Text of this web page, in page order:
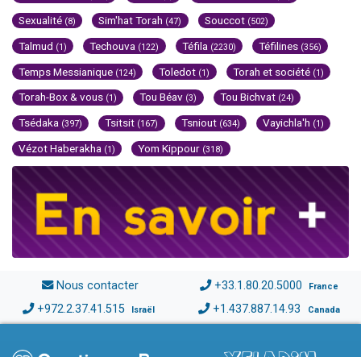
Sexualité (8) Sim'hat Torah (47) Souccot (502)
Talmud (1) Techouva (122) Téfila (2230) Téfilines (356)
Temps Messianique (124) Toledot (1) Torah et société (1)
Torah-Box & vous (1) Tou Béav (3) Tou Bichvat (24)
Tsédaka (397) Tsitsit (167) Tsniout (634) Vayichla'h (1)
Vézot Haberakha (1) Yom Kippour (318)
Nous contacter +33.1.80.20.5000 France
+972.2.37.41.515 Israël +1.437.887.14.93 Canada